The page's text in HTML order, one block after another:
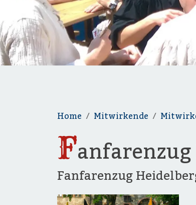
Home Mitwirkende
F
Fanfarenzug